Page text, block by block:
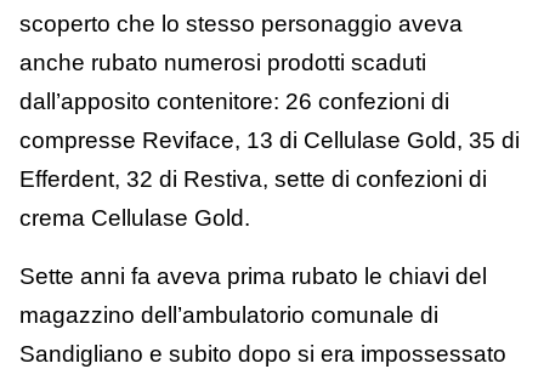
scoperto che lo stesso personaggio aveva
anche rubato numerosi prodotti scaduti
dall’apposito contenitore: 26 confezioni di
compresse Reviface, 13 di Cellulase Gold, 35 di
Efferdent, 32 di Restiva, sette di confezioni di
crema Cellulase Gold.
Sette anni fa aveva prima rubato le chiavi del
magazzino dell’ambulatorio comunale di
Sandigliano e subito dopo si era impossessato